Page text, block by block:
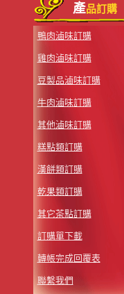
產品訂購
鴨肉滷味訂購
雞肉滷味訂購
豆製品滷味訂購
牛肉滷味訂購
其他滷味訂購
糕點類訂購
漢餅類訂購
乾果類訂購
其它茶點訂購
訂購單下載
轉帳完成回覆表
聯繫我們